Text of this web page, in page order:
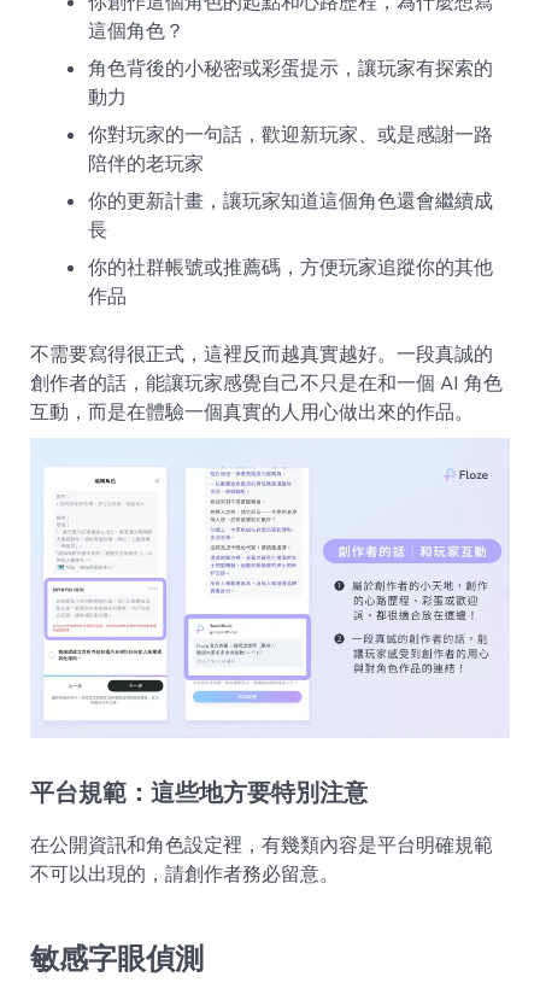
這個角色？
角色背後的小秘密或彩蛋提示，讓玩家有探索的
動力
你對玩家的一句話，歡迎新玩家、或是感謝一路
陪伴的老玩家
你的更新計畫，讓玩家知道這個角色還會繼續成
長
你的社群帳號或推薦碼，方便玩家追蹤你的其他
作品
不需要寫得很正式，這裡反而越真實越好。一段真誠的
創作者的話，能讓玩家感覺自己不只是在和一個 AI 角色
互動，而是在體驗一個真實的人用心做出來的作品。
平台規範：這些地方要特別注意
在公開資訊和角色設定裡，有幾類內容是平台明確規範
不可以出現的，請創作者務必留意。
敏感字眼偵測